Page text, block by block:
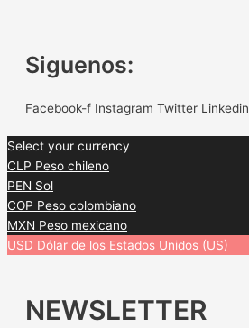
Siguenos:
Facebook-f Instagram Twitter Linkedin
Select your currency
CLP Peso chileno
PEN Sol
COP Peso colombiano
MXN Peso mexicano
USD Dólar de los Estados Unidos (US)
NEWSLETTER